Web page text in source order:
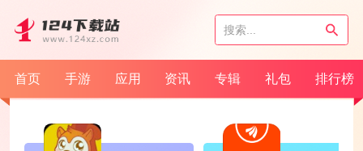
首页 手游 应用 资讯 专辑 礼包 排行榜